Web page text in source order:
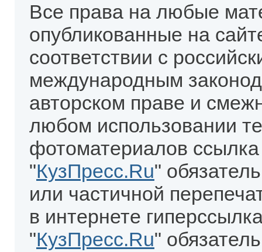
Все права на любые
опубликованные на
соответствии с
международным
авторском праве и
любом использовании
фотоматериалов
"КузПресс.Ru"
или частичной
в интернете
"КузПресс.Ru"